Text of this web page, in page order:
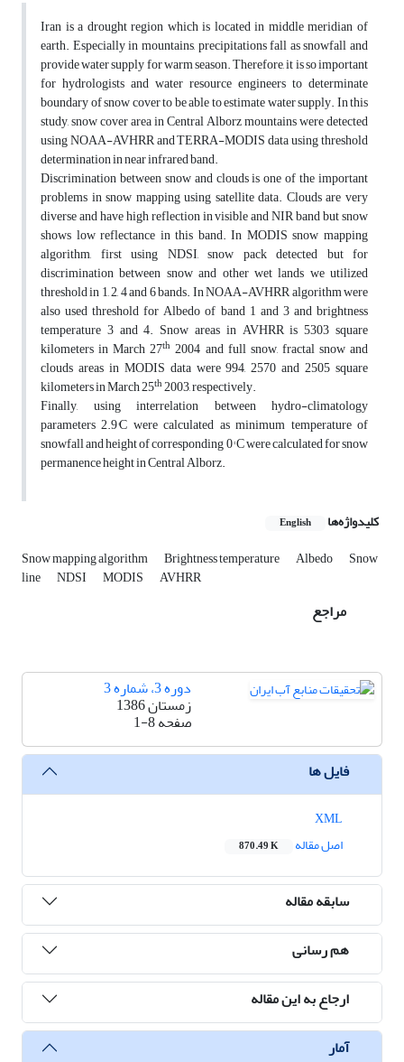
Iran is a drought region which is located in middle meridian of
earth. Especially in mountains, precipitations fall as snowfall and
provide water supply for warm season. Therefore, it is so important
for hydrologists and water resource engineers to determinate
boundary of snow cover to be able to estimate water supply. In this
study, snow cover area in Central Alborz mountains were detected
using NOAA-AVHRR and TERRA-MODIS data using threshold
determination in near infrared band.
Discrimination between snow and clouds is one of the important
problems in snow mapping using satellite data. Clouds are very
diverse and have high reflection in visible and NIR band but snow
shows low reflectance in this band. In MODIS snow mapping
algorithm, first using NDSI, snow pack detected but for
discrimination between snow and other wet lands we utilized
threshold in 1, 2, 4 and 6 bands. In NOAA-AVHRR algorithm were
also used threshold for Albedo of band 1 and 3 and brightness
temperature 3 and 4. Snow areas in AVHRR is 5303 square
kilometers in March 27th 2004 and full snow, fractal snow and
clouds areas in MODIS data were 994, 2570 and 2505 square
kilometers in March 25th2003, respectively.
Finally, using interrelation between hydro-climatology
parameters 2.9°C were calculated as minimum temperature of
snowfall and height of corresponding 0° C were calculated for snow
permanence height in Central Alborz.
کلیدواژه‌ها English
Snow mapping algorithm Brightness temperature Albedo Snow
line NDSI MODIS AVHRR
مراجع
دوره 3، شماره 3
زمستان 1386
صفحه1-8
فایل ها
اصل مقاله
870.49 K
سابقه مقاله
هم رسانی
ارجاع به این مقاله
آمار